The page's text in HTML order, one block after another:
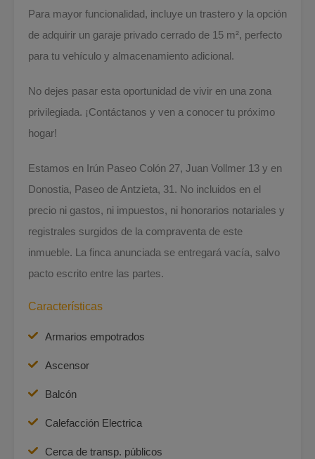
Para mayor funcionalidad, incluye un trastero y la opción
de adquirir un garaje privado cerrado de 15 m², perfecto
para tu vehículo y almacenamiento adicional.
No dejes pasar esta oportunidad de vivir en una zona
privilegiada. ¡Contáctanos y ven a conocer tu próximo
hogar!
Estamos en Irún Paseo Colón 27, Juan Vollmer 13 y en
Donostia, Paseo de Antzieta, 31. No incluidos en el
precio ni gastos, ni impuestos, ni honorarios notariales y
registrales surgidos de la compraventa de este
inmueble. La finca anunciada se entregará vacía, salvo
pacto escrito entre las partes.
Características
Armarios empotrados
Ascensor
Balcón
Calefacción Electrica
Cerca de transp. públicos